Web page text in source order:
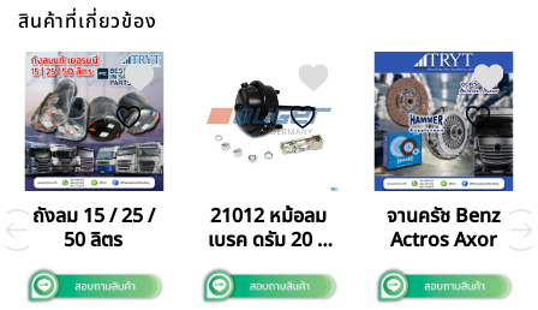
สินค้าที่เกี่ยวข้อง
ถังลม 15 / 25 /
50 ลิตร
21012 หม้อลม
เบรค ดรัม 20 ทุ
จานครัช Benz
Actros Axor